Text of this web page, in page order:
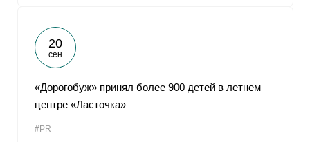
20
сен
«Дорогобуж» принял более 900 детей в летнем
центре «Ласточка»
#PR